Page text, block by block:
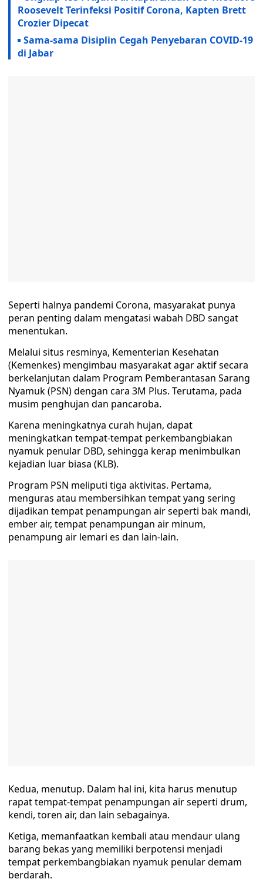
Roosevelt Terinfeksi Positif Corona, Kapten Brett
Crozier Dipecat
Sama-sama Disiplin Cegah Penyebaran COVID-19
di Jabar
Seperti halnya pandemi Corona, masyarakat punya
peran penting dalam mengatasi wabah DBD sangat
menentukan.
Melalui situs resminya, Kementerian Kesehatan
(Kemenkes) mengimbau masyarakat agar aktif secara
berkelanjutan dalam Program Pemberantasan Sarang
Nyamuk (PSN) dengan cara 3M Plus. Terutama, pada
musim penghujan dan pancaroba.
Karena meningkatnya curah hujan, dapat
meningkatkan tempat-tempat perkembangbiakan
nyamuk penular DBD, sehingga kerap menimbulkan
kejadian luar biasa (KLB).
Program PSN meliputi tiga aktivitas. Pertama,
menguras atau membersihkan tempat yang sering
dijadikan tempat penampungan air seperti bak mandi,
ember air, tempat penampungan air minum,
penampung air lemari es dan lain-lain.
Kedua, menutup. Dalam hal ini, kita harus menutup
rapat tempat-tempat penampungan air seperti drum,
kendi, toren air, dan lain sebagainya.
Ketiga, memanfaatkan kembali atau mendaur ulang
barang bekas yang memiliki berpotensi menjadi
tempat perkembangbiakan nyamuk penular demam
berdarah.